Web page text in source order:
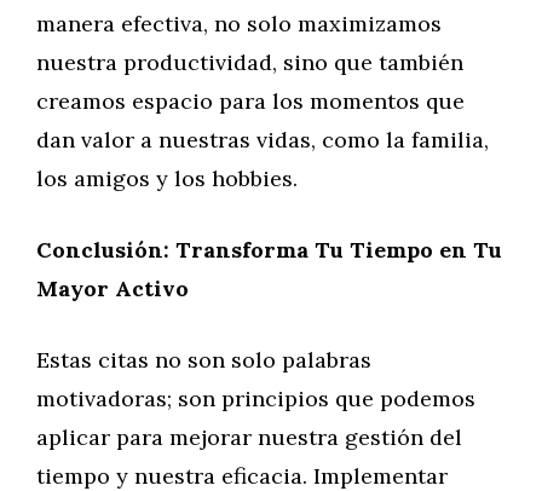
manera efectiva, no solo maximizamos
nuestra productividad, sino que también
creamos espacio para los momentos que
dan valor a nuestras vidas, como la familia,
los amigos y los hobbies.
Conclusión: Transforma Tu Tiempo en Tu
Mayor Activo
Estas citas no son solo palabras
motivadoras; son principios que podemos
aplicar para mejorar nuestra gestión del
tiempo y nuestra eficacia. Implementar